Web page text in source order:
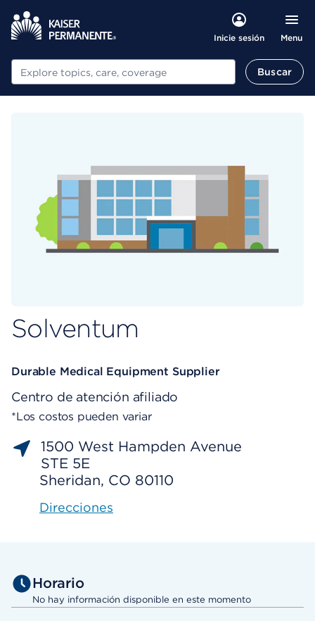
Inicie sesión Menu
Buscar Buscar
Solventum
Durable Medical Equipment Supplier
Centro de atención afiliado
*Los costos pueden variar
1500 West Hampden Avenue
STE 5E
Sheridan, CO 80110
Direcciones
Horario
No hay información disponible en este momento